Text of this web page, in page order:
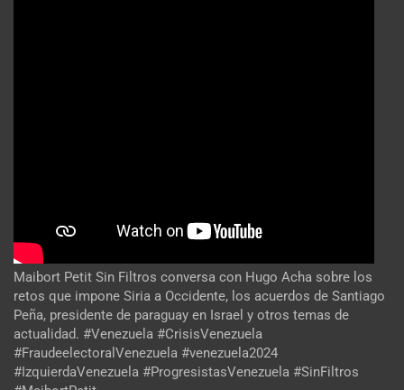
Maibort Petit Sin Filtros conversa con Hugo Acha sobre los
retos que impone Siria a Occidente, los acuerdos de Santiago
Peña, presidente de paraguay en Israel y otros temas de
actualidad. #Venezuela #CrisisVenezuela
#FraudeelectoralVenezuela #venezuela2024
#IzquierdaVenezuela #ProgresistasVenezuela #SinFiltros